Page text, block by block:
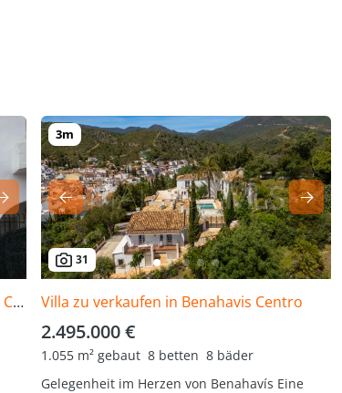
Reihenhaus zu verkaufen in Benahavis Centro
31
Villa zu verkaufen in Benahavis Centro
2.495.000 €
1.055 m² gebaut 8 betten 8 bäder
Gelegenheit im Herzen von Benahavís Eine